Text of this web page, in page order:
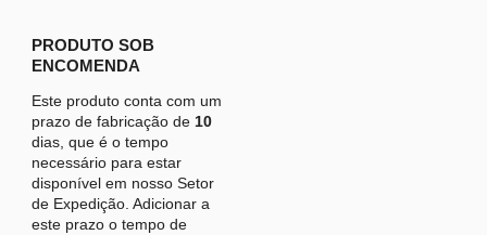
PRODUTO SOB
ENCOMENDA
Este produto conta com um
prazo de fabricação de 10
dias, que é o tempo
necessário para estar
disponível em nosso Setor
de Expedição. Adicionar a
este prazo o tempo de